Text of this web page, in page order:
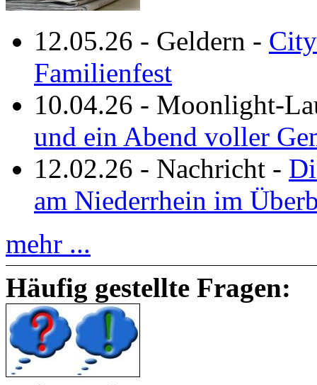
12.05.26 - Geldern -
Familienfest
10.04.26 - Moonlight-
und ein Abend voller
12.02.26 - Nachricht -
am Niederrhein im
mehr ...
Häufig gestellte Fragen: